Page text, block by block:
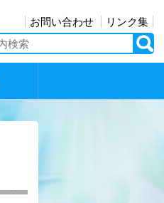
お問い合わせ リンク集